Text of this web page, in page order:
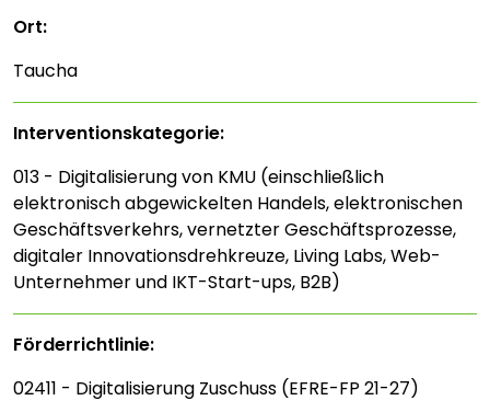
Ort:
Taucha
Interventions­kategorie:
013 - Digitalisierung von KMU (einschließlich
elektronisch abgewickelten Handels, elektronischen
Geschäftsverkehrs, vernetzter Geschäftsprozesse,
digitaler Innovationsdrehkreuze, Living Labs, Web-
Unternehmer und IKT-Start-ups, B2B)
Förderrichtlinie:
02411 - Digitalisierung Zuschuss (EFRE-FP 21-27)